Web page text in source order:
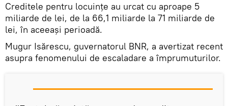
Creditele pentru locuințe au urcat cu aproape 5
miliarde de lei, de la 66,1 miliarde la 71 miliarde de
lei, în aceeași perioadă.
Mugur Isărescu, guvernatorul BNR, a avertizat recent
asupra fenomenului de escaladare a împrumuturilor.